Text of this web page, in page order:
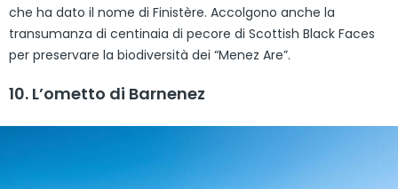
che ha dato il nome di Finistère. Accolgono anche la
transumanza di centinaia di pecore di Scottish Black Faces
per preservare la biodiversità dei “Menez Are”.
10. L’ometto di Barnenez